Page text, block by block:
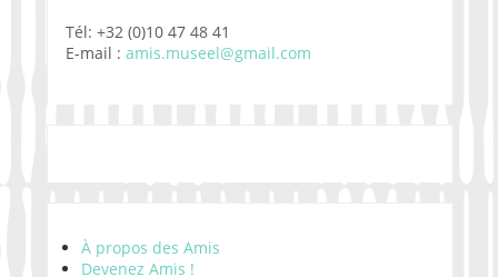
Tél: +32 (0)10 47 48 41
E-mail : amis.museel@gmail.com
À propos des Amis
Devenez Amis !